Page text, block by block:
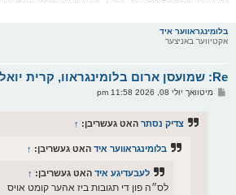
בלומינגראווער איד
אקטיווער באניצער
Re: שמועסן ארום בלומינגראוו, קרית יואל
פמיטוואך יולי 08, 2026 11:58 pm
צדיק נסתר האט געשריבן: ↑
בלומינגראווער איד האט געשריבן: ↑
לעבעדיגע איד האט געשריבן: ↑
לס״ה פון די תגובות ביז אהער קומט אויס